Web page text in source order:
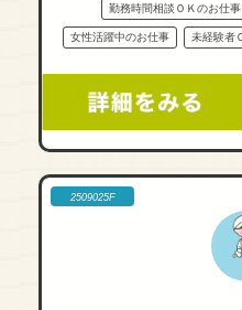
勤務時間相談ＯＫのお仕事
女性活躍中のお仕事 未経験者
2509025F